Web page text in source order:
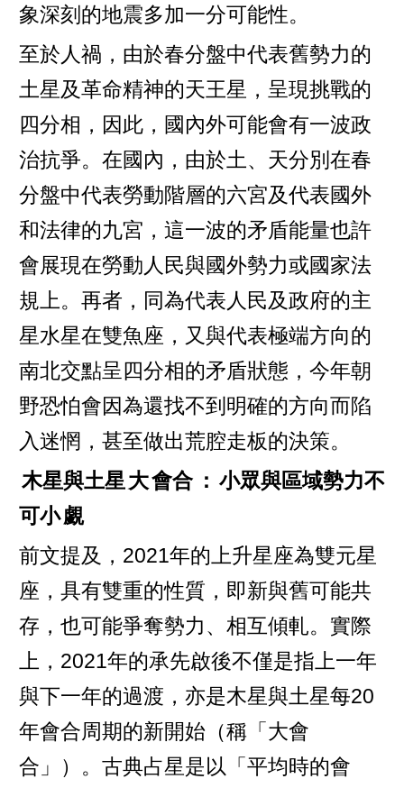
象深刻的地震多加一分可能性。
至於人禍，由於春分盤中代表舊勢力的
土星及革命精神的天王星，呈現挑戰的
四分相，因此，國內外可能會有一波政
治抗爭。在國內，由於土、天分別在春
分盤中代表勞動階層的六宮及代表國外
和法律的九宮，這一波的矛盾能量也許
會展現在勞動人民與國外勢力或國家法
規上。再者，同為代表人民及政府的主
星水星在雙魚座，又與代表極端方向的
南北交點呈四分相的矛盾狀態，今年朝
野恐怕會因為還找不到明確的方向而陷
入迷惘，甚至做出荒腔走板的決策。
木星與土星大會合 ： 小眾與區域勢力不
可小覷
前文提及，2021年的上升星座為雙元星
座，具有雙重的性質，即新與舊可能共
存，也可能爭奪勢力、相互傾軋。實際
上，2021年的承先啟後不僅是指上一年
與下一年的過渡，亦是木星與土星每20
年會合周期的新開始（稱「大會
合」）。古典占星是以「平均時的會